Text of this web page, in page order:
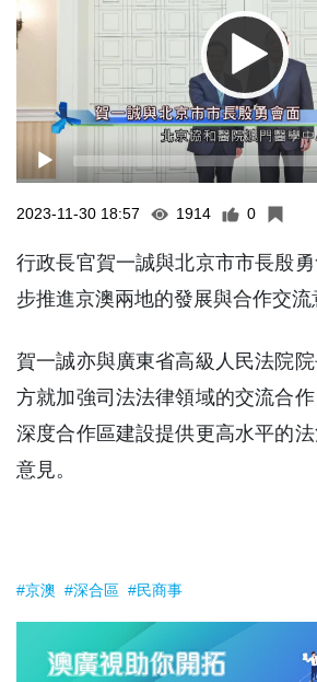
2023-11-30 18:57 1914 0
行政長官賀一誠與北京市市長殷
步推進京澳兩地的發展與合作交流
賀一誠亦與廣東省高級人民法院
方就加強司法法律領域的交流合
深度合作區建設提供更高水平的
意見。
#京澳 #深合區 #民商事